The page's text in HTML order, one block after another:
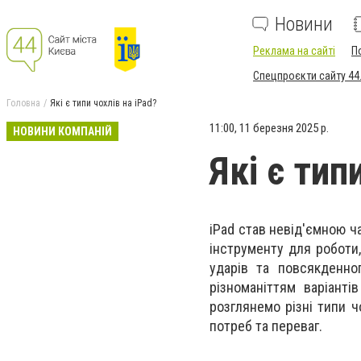
Новини
Реклама на сайті
Спецпроєкти сайту
Головна Які є типи чохлів на iPad?
НОВИНИ КОМПАНІЙ 11:00, 11 березня 2025 р.
Які є
iPad став невід'ємною
інструменту для
ударів та
різноманіттям
розглянемо різні типи
потреб та переваг.